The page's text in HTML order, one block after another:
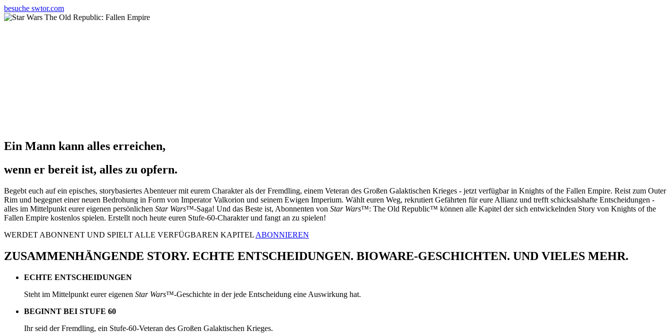
besuche swtor.com
Ein Mann kann alles erreichen,
wenn er bereit ist, alles zu opfern.
Begebt euch auf ein episches, storybasiertes Abenteuer mit eurem Charakter als der Fremdling, einem Veteran des Großen Galaktischen Krieges - jetzt verfügbar in Knights of the Fallen Empire. Reist zum Outer
Rim und begegnet einer neuen Bedrohung in Form von Imperator Valkorion und seinem Ewigen Imperium. Wählt euren Weg, rekrutiert Gefährten für eure Allianz und trefft schicksalshafte Entscheidungen -
alles im Mittelpunkt eurer eigenen persönlichen Star Wars™-Saga! Und das Beste ist, Abonnenten von Star Wars™: The Old Republic™ können alle Kapitel der sich entwickelnden Story von Knights of the
Fallen Empire kostenlos spielen. Erstellt noch heute euren Stufe-60-Charakter und fangt an zu spielen!
WERDET ABONNENT UND SPIELT ALLE VERFÜGBAREN KAPITEL ABONNIEREN
ZUSAMMENHÄNGENDE STORY. ECHTE ENTSCHEIDUNGEN. BIOWARE-GESCHICHTEN. UND VIELES MEHR.
ECHTE ENTSCHEIDUNGEN
Steht im Mittelpunkt eurer eigenen Star Wars™-Geschichte in der jede Entscheidung eine Auswirkung hat.
BEGINNT BEI STUFE 60
Ihr seid der Fremdling, ein Stufe-60-Veteran des Großen Galaktischen Krieges.